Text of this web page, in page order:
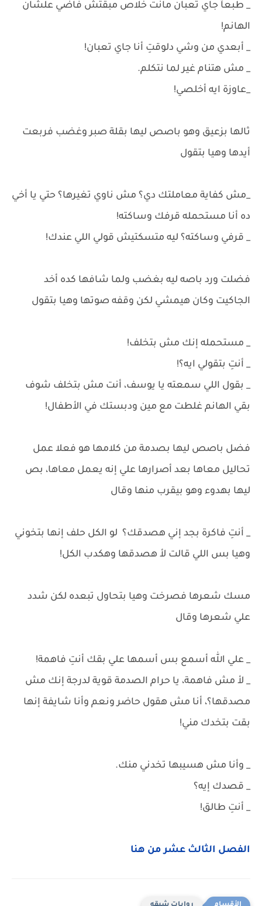
_ طبعآ جاي تعبان مانت خلاص مبقتش فاضي علشان
الهانم!
_ أبعدي من وشي دلوقتِ أنا جاي تعبان!
_ مش هتنام غير لما نتكلم.
_عاوزة ايه أخلصي!
ثالها بزعيق وهو باصص ليها بقلة صبر وغضب فربعت
أيدها وهيا بتقول
_مش كفاية معاملتك دي؟ مش ناوي تغيرها؟ حتي يا أخي
ده أنا مستحمله قرفك وساكته!
_ قرفي وساكته؟ ليه متسكتيش قولي اللي عندك!
فضلت ورد باصه ليه بغضب ولما شافها كده أخد
الجاكيت وكان هيمشي لكن وقفه صوتها وهيا بتقول
_ مستحمله إنك مش بتخلف!
_ أنتِ بتقولي ايه؟!
_ بقول اللي سمعته يا يوسف، أنت مش بتخلف شوف
بقي الهانم غلطت مع مين ودبستك في الأطفال!
فضل باصص ليها بصدمة من كلامها هو فعلا عمل
تحاليل معاها بعد أصرارها علي إنه يعمل معاها، بص
ليها بهدوء وهو بيقرب منها وقال
_ أنتِ فاكرة بجد إني هصدقك؟ لو الكل حلف إنها بتخوني
وهيا بس اللي قالت لأ هصدقها وهكدب الكل!
مسك شعرها فصرخت وهيا بتحاول تبعده لكن شدد
علي شعرها وقال
_ علي الله أسمع بس أسمها علي بقك أنتِ فاهمة!
_ لأ مش فاهمة، يا حرام الصدمة قوية لدرجة إنك مش
مصدقها؟، أنا مش هقول حاضر ونعم وأنا شايفة إنها
بقت بتخدك مني!
_ وأنا مش هسيبها تخدني منك.
_ قصدك إيه؟
_ أنتِ طالق!
الفصل الثالث عشر من هنا